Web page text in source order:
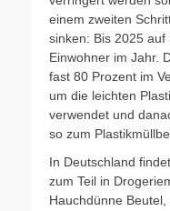
einem zweiten
sinken: Bis 2025
Einwohner im Jahr.
fast 80 Prozent im
um die leichten
verwendet und
so zum
In Deutschland
zum Teil in
Hauchdünne